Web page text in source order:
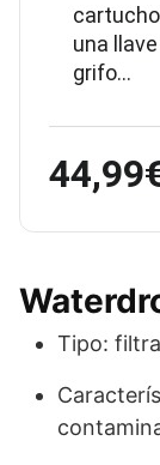
una
grifo…
Tipo: